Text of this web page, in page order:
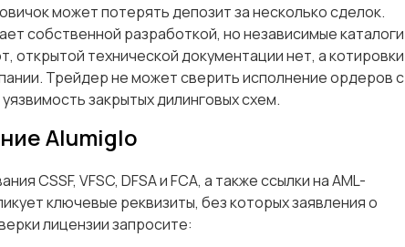
может потерять депозит за несколько сделок.
собственной разработкой, но независимые каталоги
открытой технической документации нет, а котировки
Трейдер не может сверить исполнение ордеров с
закрытых дилинговых схем.
Alumiglo
CSSF, VFSC, DFSA и FCA, а также ссылки на AML-
ключевые реквизиты, без которых заявления о
лицензии запросите: